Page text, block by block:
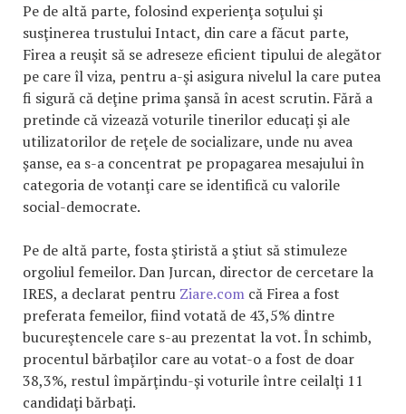
Pe de altă parte, folosind experienţa soţului şi
susţinerea trustului Intact, din care a făcut parte,
Firea a reuşit să se adreseze eficient tipului de alegător
pe care îl viza, pentru a-şi asigura nivelul la care putea
fi sigură că deţine prima şansă în acest scrutin. Fără a
pretinde că vizează voturile tinerilor educaţi şi ale
utilizatorilor de reţele de socializare, unde nu avea
şanse, ea s-a concentrat pe propagarea mesajului în
categoria de votanţi care se identifică cu valorile
social-democrate.
Pe de altă parte, fosta ştiristă a ştiut să stimuleze
orgoliul femeilor. Dan Jurcan, director de cercetare la
IRES, a declarat pentru Ziare.com că Firea a fost
preferata femeilor, fiind votată de 43,5% dintre
bucureştencele care s-au prezentat la vot. În schimb,
procentul bărbaţilor care au votat-o a fost de doar
38,3%, restul împărţindu-şi voturile între ceilalţi 11
candidaţi bărbaţi.